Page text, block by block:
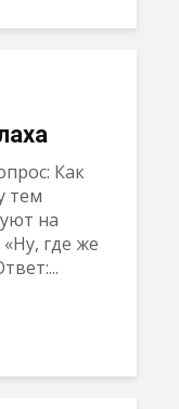
Как
тем
на
где же